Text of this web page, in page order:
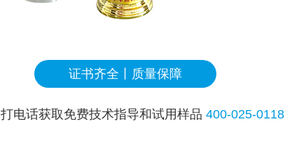
证书齐全丨质量保障
打电话获取免费技术指导和试用样品400-025-0118